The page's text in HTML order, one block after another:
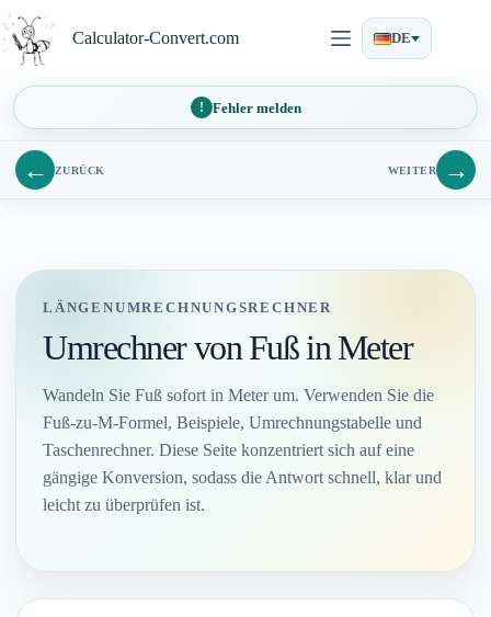
Inhalt
springen
Calculator-Convert.com DE
Fehler melden
← ZURÜCK WEITER →
LÄNGENUMRECHNUNGSRECHNER
Umrechner von Fuß in Meter
Wandeln Sie Fuß sofort in Meter um. Verwenden Sie die
Fuß-zu-M-Formel, Beispiele, Umrechnungstabelle und
Taschenrechner. Diese Seite konzentriert sich auf eine
gängige Konversion, sodass die Antwort schnell, klar und
leicht zu überprüfen ist.